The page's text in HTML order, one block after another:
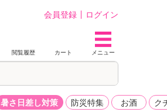
会員登録 ログイン
閲覧履歴 カート メニュー
暑さ日差し対策 防災特集 お酒 ク